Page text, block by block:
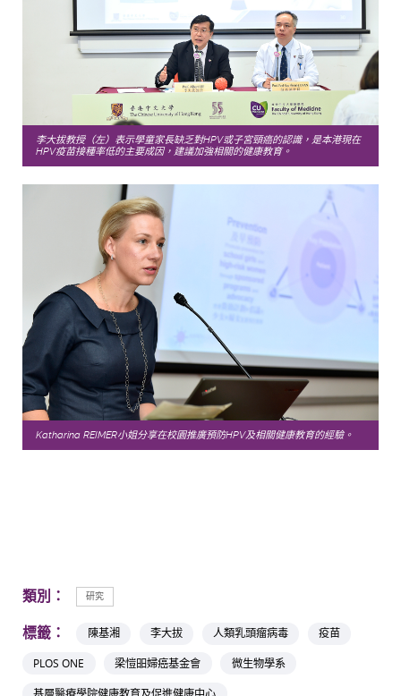
李大拔教授（左）表示學童家長缺乏對HPV或子宮頸癌的認識，是本港現在
HPV疫苗接種率低的主要成因，建議加強相關的健康教育。
Katharina REIMER小姐分享在校園推廣預防HPV及相關健康教育的經驗。
類別： 研究
標籤： 陳基湘 李大拔 人類乳頭瘤病毒
疫苗
PLOS ONE
梁愷昍婦癌基金會
微生物學系